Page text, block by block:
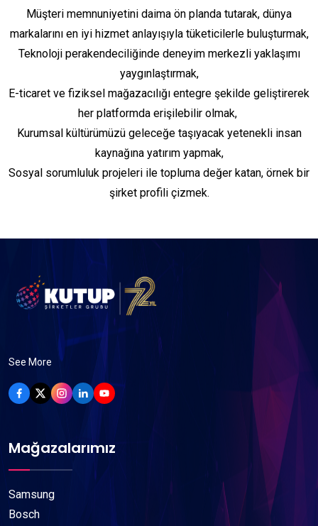
Müşteri memnuniyetini daima ön planda tutarak, dünya
markalarını en iyi hizmet anlayışıyla tüketicilerle buluşturmak,
Teknoloji perakendeciliğinde deneyim merkezli yaklaşımı
yaygınlaştırmak,
E-ticaret ve fiziksel mağazacılığı entegre şekilde geliştirerek
her platformda erişilebilir olmak,
Kurumsal kültürümüzü geleceğe taşıyacak yetenekli insan
kaynağına yatırım yapmak,
Sosyal sorumluluk projeleri ile topluma değer katan, örnek bir
şirket profili çizmek.
See More
Mağazalarımız
Samsung
Bosch